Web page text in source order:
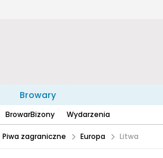
Browary
BrowarBizony Wydarzenia
Piwa zagraniczne Europa Litwa